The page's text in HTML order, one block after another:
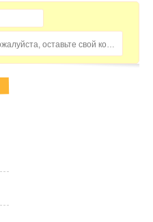
Домохозяйка, пожалуйста, оставьте свой комментарий...